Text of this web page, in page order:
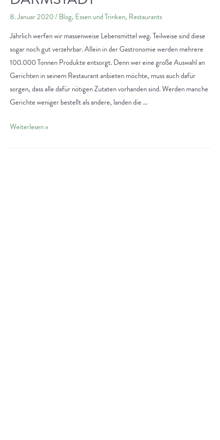
8. Januar 2020/Blog, Essen und Trinken, Restaurants
Jährlich werfen wir massenweise Lebensmittel weg. Teilweise sind diese
sogar noch gut verzehrbar. Allein in der Gastronomie werden mehrere
100.000 Tonnen Produkte entsorgt. Denn wer eine große Auswahl an
Gerichten in seinem Restaurant anbieten möchte, muss auch dafür
sorgen, dass alle dafür nötigen Zutaten vorhanden sind. Werden manche
Gerichte weniger bestellt als andere, landen die …
Nachhaltigkeit
Weiterlesen »